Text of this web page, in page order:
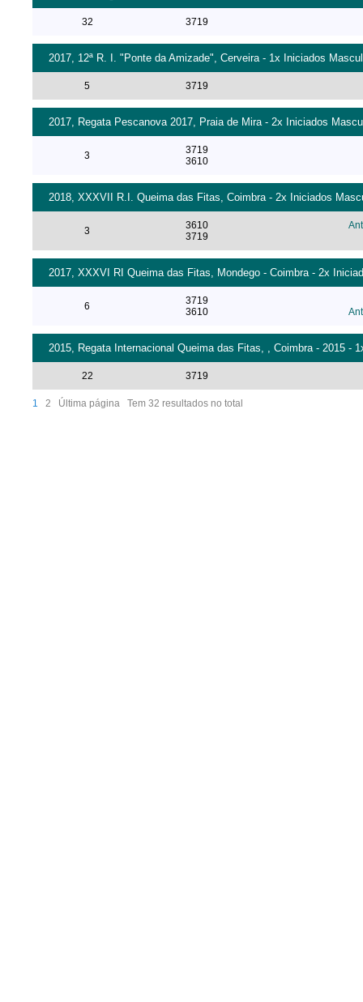
32 3719
2017, 12ª R. I. "Ponte da Amizade", Cerveira - 1x Iniciados
5 3719
2017, Regata Pescanova 2017, Praia de Mira - 2x Iniciados
3
3719
3610
2018, XXXVII R.I. Queima das Fitas, Coimbra - 2x Iniciados
3
3610
3719
2017, XXXVI RI Queima das Fitas, Mondego - Coimbra - 2x
6
3719
3610
2015, Regata Internacional Queima das Fitas, , Coimbra - 2015 -
22 3719
1 2 Última página Tem 32 resultados no total